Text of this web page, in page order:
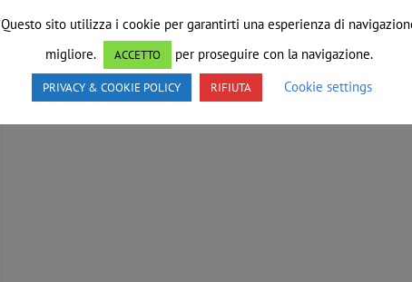
Questo sito utilizza i cookie per garantirti una esperienza di
migliore.
ACCETTO per proseguire con la navigazione.
PRIVACY & COOKIE POLICY RIFIUTA Cookie settings